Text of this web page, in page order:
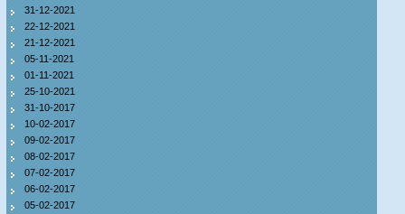
31-12-2021
22-12-2021
21-12-2021
05-11-2021
01-11-2021
25-10-2021
31-10-2017
10-02-2017
09-02-2017
08-02-2017
07-02-2017
06-02-2017
05-02-2017